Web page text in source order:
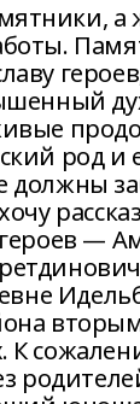
род и
—
К